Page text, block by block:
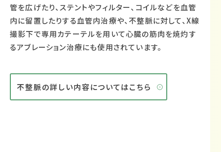
管を広げたり、ステントやフィルター、コイルなどを血管
内に留置したりする血管内治療や、不整脈に対して、X線
撮影下で専用カテーテルを用いて心臓の筋肉を焼灼す
るアブレーション治療にも使用されています。
不整脈の詳しい内容についてはこちら